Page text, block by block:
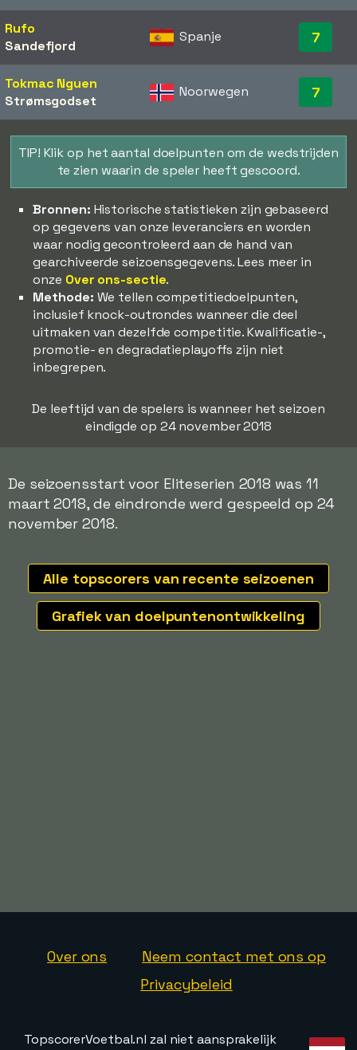
Rufo
Sandefjord
Spanje 7
Tokmac Nguen
Strømsgodset
Noorwegen 7
TIP! Klik op het aantal doelpunten om de wedstrijden
te zien waarin de speler heeft gescoord.
Bronnen: Historische statistieken zijn gebaseerd
op gegevens van onze leveranciers en worden
waar nodig gecontroleerd aan de hand van
gearchiveerde seizoensgegevens. Lees meer in
onze Over ons-sectie.
Methode: We tellen competitiedoelpunten,
inclusief knock-outrondes wanneer die deel
uitmaken van dezelfde competitie. Kwalificatie-,
promotie- en degradatieplayoffs zijn niet
inbegrepen.
De leeftijd van de spelers is wanneer het seizoen
eindigde op 24 november 2018
De seizoensstart voor Eliteserien 2018 was 11
maart 2018, de eindronde werd gespeeld op 24
november 2018.
Alle topscorers van recente seizoenen
Grafiek van doelpuntenontwikkeling
Over ons
Neem contact met ons op
Privacybeleid
TopscorerVoetbal.nl zal niet aansprakelijk